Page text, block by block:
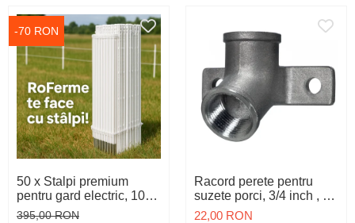
-70 RON
50 x Stalpi premium
pentru gard electric, 105
cm
395,00 RON
Racord perete pentru
suzete porci, 3/4 inch , 30
grade
22,00 RON